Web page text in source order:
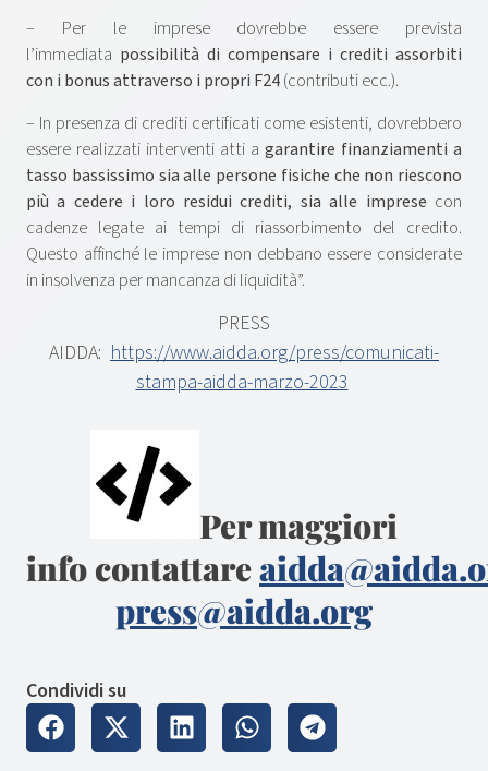
– Per le imprese dovrebbe essere prevista
l’immediata possibilità di compensare i crediti assorbiti
con i bonus attraverso i propri F24(contributi ecc.).
– In presenza di crediti certificati come esistenti, dovrebbero
essere realizzati interventi atti a garantire finanziamenti a
tasso bassissimo sia alle persone fisiche che non riescono
più a cedere i loro residui crediti, sia alle imprese con
cadenze legate ai tempi di riassorbimento del credito.
Questo affinché le imprese non debbano essere considerate
in insolvenza per mancanza di liquidità”.
PRESS
AIDDA: https://www.aidda.org/press/comunicati-
stampa-aidda-marzo-2023
Per maggiori
info contattare
press@aidda.org
Condividi su